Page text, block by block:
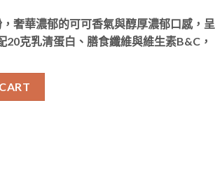
奢華濃郁的可可香氣與醇厚濃郁口感，呈
20克乳清蛋白、膳食纖維與維生素B&C，